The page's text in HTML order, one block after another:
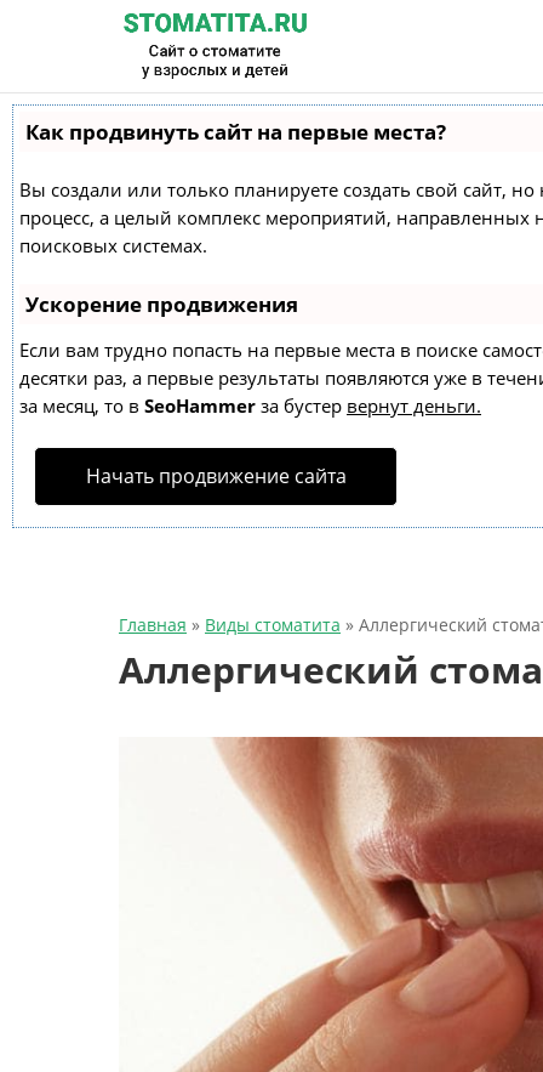
Как продвинуть сайт на первые места?
Вы создали или только планируете создать свой сайт,
процесс, а целый комплекс мероприятий,
поисковых системах.
Ускорение продвижения
Если вам трудно попасть на первые места в поиске
десятки раз, а первые результаты появляются уже в
за месяц, то в SeoHammer за бустер вернут деньги.
Начать продвижение сайта
Главная » Виды стоматита » Аллергический
Аллергический